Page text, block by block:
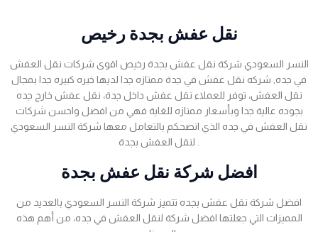
نقل عفش بجدة رخيص
النسر السعودي شركة نقل عفش بجدة رخيص اقوى شركات نقل العفش
في جده, شركه نقل عفش في جدة ممتازه جدا لديها خبره كبيره جدا بمجال
نقل العفش، توفر للعملاء نقل عفش داخل جدة، نقل عفش خارج جده
بجوده عالية جدا وبأسعار ممتازه للغاية فهي من افضل واحسن شركات
نقل العفش في جده الذي انصحكم بالتعامل معها شركة النسر السعودي
افضل شركة نقل عفش بجدة
افضل شركة نقل عفش بجده تتميز شركة النسر السعودي بالعديد من
المميزات التي جعلتها افضل شركة لنقل العفش في جده، من أهم هذه